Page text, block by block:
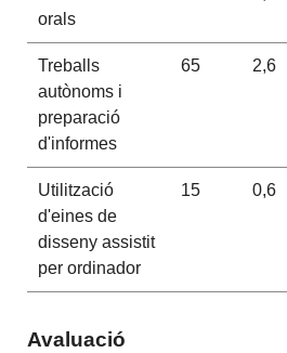
orals
Treballs
autònoms i
preparació
d'informes
65 2,6
Utilització
d'eines de
disseny assistit
per ordinador
15 0,6
Avaluació